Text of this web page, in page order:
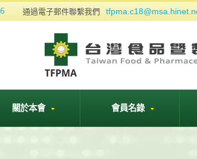
通過電子郵件聯繫我們
關於本會 會員名錄